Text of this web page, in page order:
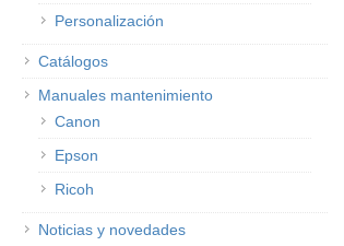
Personalización
Catálogos
Manuales mantenimiento
Canon
Epson
Ricoh
Noticias y novedades